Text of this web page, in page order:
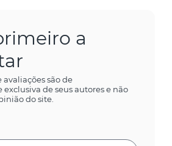
a
avaliações são de
de seus autores e não
do site.